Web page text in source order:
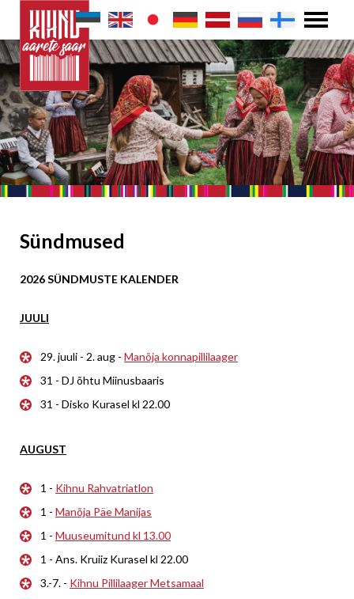
Sündmused
2026 SÜNDMUSTE KALENDER
JUULI
29. juuli - 2. aug - Manõja konnapillilaager
31 - DJ õhtu Miinusbaaris
31 - Disko Kurasel kl 22.00
AUGUST
1 - Kihnu Rahvatriatlon
1 - Manõja Päe Manijas
1 - Muuseumitund kl 13.00
1 - Ans. Kruiiz Kurasel kl 22.00
3.-7. - Kihnu Pillilaager Metsamaal